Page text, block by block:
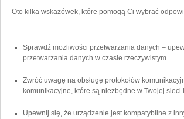
Oto kilka wskazówek, które pomogą Ci wybrać
Sprawdź możliwości przetwarzania danych⁤ –
przetwarzania danych w czasie rzeczywistym.
Zwróć uwagę na ⁣obsługę protokołów
komunikacyjne, które są niezbędne w Twojej ⁢sieci
Upewnij się, że urządzenie jest kompatybilne z